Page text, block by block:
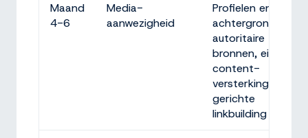
Maand
4-6
Media-
aanwezigheid
Profielen en
achtergronden op
autoritaire
bronnen, eigen
content-
versterking,
gerichte
linkbuilding